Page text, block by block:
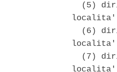
(5)
localita'
(6)
localita'
(7)
localita'